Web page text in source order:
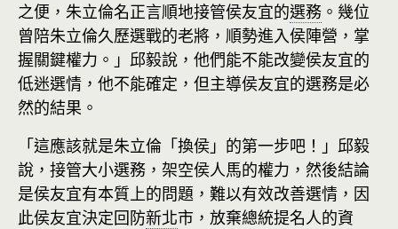
之便，朱立倫名正言順地接管侯友宜的選務 。幾位
曾陪朱立倫久歷選戰的老將，順勢進入侯陣營，掌
握關鍵權力。」邱毅說，他們能不能改變侯友宜的
低迷選情，他不能確定，但主導侯友宜的選務是必
然的結果。
「這應該就是朱立倫「換侯」的第一步吧！」邱毅
說，接管大小選務，架空侯人馬的權力，然後結論
是侯友宜有本質上的問題，難以有效改善選情，因
此侯友宜決定回防新北市，放棄總統提名人的資